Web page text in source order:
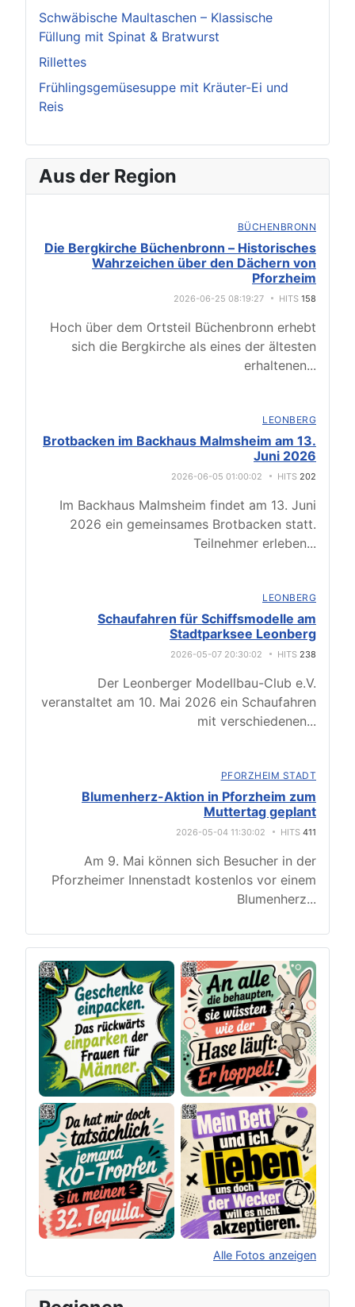
Schwäbische Maultaschen – Klassische
Füllung mit Spinat & Bratwurst
Rillettes
Frühlingsgemüsesuppe mit Kräuter-Ei und
Reis
Aus der Region
BÜCHENBRONN
Die Bergkirche Büchenbronn – Historisches
Wahrzeichen über den Dächern von
Pforzheim
2026-06-25 08:19:27 HITS 158
Hoch über dem Ortsteil Büchenbronn erhebt
sich die Bergkirche als eines der ältesten
erhaltenen...
LEONBERG
Brotbacken im Backhaus Malmsheim am 13.
Juni 2026
2026-06-05 01:00:02 HITS 202
Im Backhaus Malmsheim findet am 13. Juni
2026 ein gemeinsames Brotbacken statt.
Teilnehmer erleben...
LEONBERG
Schaufahren für Schiffsmodelle am
Stadtparksee Leonberg
2026-05-07 20:30:02 HITS 238
Der Leonberger Modellbau-Club e.V.
veranstaltet am 10. Mai 2026 ein Schaufahren
mit verschiedenen...
PFORZHEIM STADT
Blumenherz-Aktion in Pforzheim zum
Muttertag geplant
2026-05-04 11:30:02 HITS 411
Am 9. Mai können sich Besucher in der
Pforzheimer Innenstadt kostenlos vor einem
Blumenherz...
Alle Fotos anzeigen
Original herunterladen